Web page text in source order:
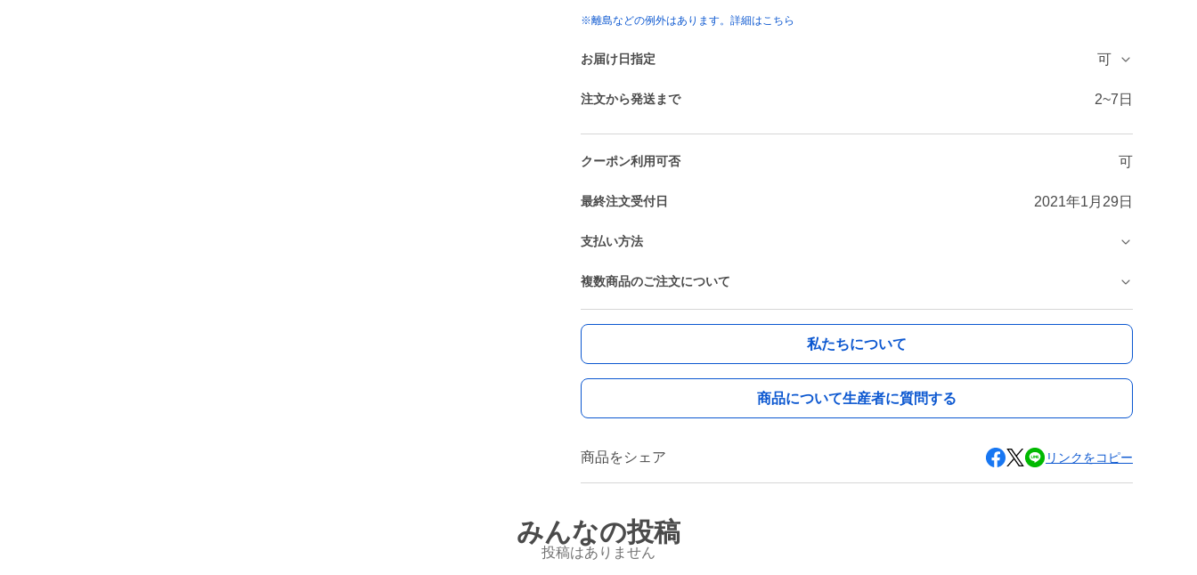
※離島などの例外はあります。詳細はこちら
お届け日指定 可
注文から発送まで 2~7日
クーポン利用可否 可
最終注文受付日 2021年1月29日
支払い方法
複数商品のご注文について
私たちについて
商品について生産者に質問する
商品をシェア リンクをコピー
みんなの投稿
投稿はありません